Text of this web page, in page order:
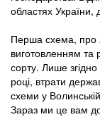
областях України,
Перша схема, про
виготовленням та
сорту. Лише
році, втрати
схеми у
Зараз ми це вам